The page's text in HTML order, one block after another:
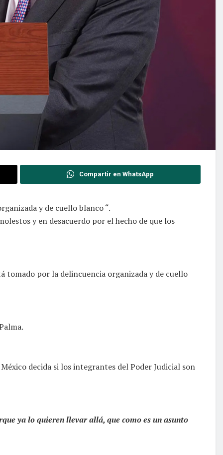
Compartir en WhatsApp
y de cuello blanco “.
y en desacuerdo por el hecho de que los
tomado por la delincuencia organizada y de cuello
decida si los integrantes del Poder Judicial son
ya lo quieren llevar allá, que como es un asunto